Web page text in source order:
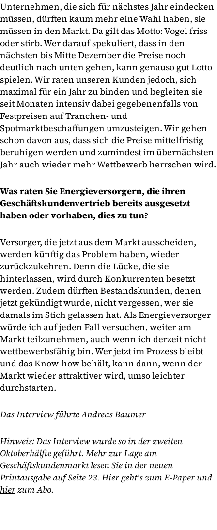
Unternehmen, die sich für nächstes Jahr eindecken
müssen, dürften kaum mehr eine Wahl haben, sie
müssen in den Markt. Da gilt das Motto: Vogel friss
oder stirb. Wer darauf spekuliert, dass in den
nächsten bis Mitte Dezember die Preise noch
deutlich nach unten gehen, kann genauso gut Lotto
spielen. Wir raten unseren Kunden jedoch, sich
maximal für ein Jahr zu binden und begleiten sie
seit Monaten intensiv dabei gegebenenfalls von
Festpreisen auf Tranchen- und
Spotmarktbeschaffungen umzusteigen. Wir gehen
schon davon aus, dass sich die Preise mittelfristig
beruhigen werden und zumindest im übernächsten
Jahr auch wieder mehr Wettbewerb herrschen wird.
Was raten Sie Energieversorgern, die ihren
Geschäftskundenvertrieb bereits ausgesetzt
haben oder vorhaben, dies zu tun?
Versorger, die jetzt aus dem Markt ausscheiden,
werden künftig das Problem haben, wieder
zurückzukehren. Denn die Lücke, die sie
hinterlassen, wird durch Konkurrenten besetzt
werden. Zudem dürften Bestandskunden, denen
jetzt gekündigt wurde, nicht vergessen, wer sie
damals im Stich gelassen hat. Als Energieversorger
würde ich auf jeden Fall versuchen, weiter am
Markt teilzunehmen, auch wenn ich derzeit nicht
wettbewerbsfähig bin. Wer jetzt im Prozess bleibt
und das Know-how behält, kann dann, wenn der
Markt wieder attraktiver wird, umso leichter
durchstarten.
Das Interview führte Andreas Baumer
Hinweis: Das Interview wurde so in der zweiten
Oktoberhälfte geführt. Mehr zur Lage am
Geschäftskundenmarkt lesen Sie in der neuen
Printausgabe auf Seite 23. Hiergeht's zum E-Paper und
hierzum Abo.